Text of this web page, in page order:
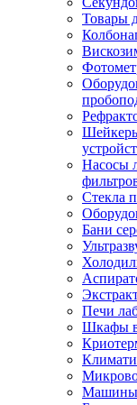
Товары
Насосы
Стекла
Бани
Печи
Шкафы
Машины